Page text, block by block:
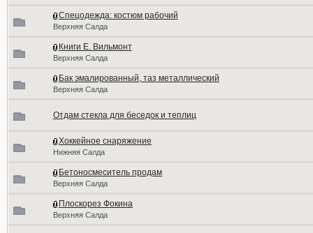
Спецодежда: костюм рабочий
Верхняя Салда
Книги Е. Вильмонт
Верхняя Салда
Бак эмалированный, таз металлический
Верхняя Салда
Отдам стекла для беседок и теплиц
Хоккейное снаряжение
Нижняя Салда
Бетоносмеситель продам
Верхняя Салда
Плоскорез Фокина
Верхняя Салда